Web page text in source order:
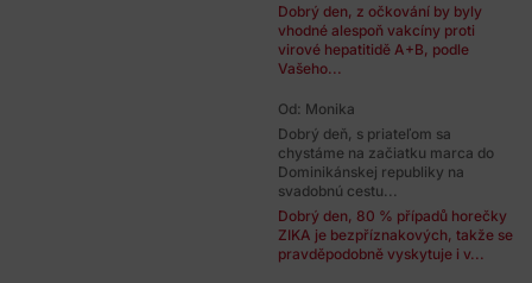
Dobrý den, z očkování by byly
vhodné alespoň vakcíny proti
virové hepatitidě A+B, podle
Vašeho...
Od: Monika
Dobrý deň, s priateľom sa
chystáme na začiatku marca do
Dominikánskej republiky na
svadobnú cestu...
Dobrý den, 80 % případů horečky
ZIKA je bezpříznakových, takže se
pravděpodobně vyskytuje i v...